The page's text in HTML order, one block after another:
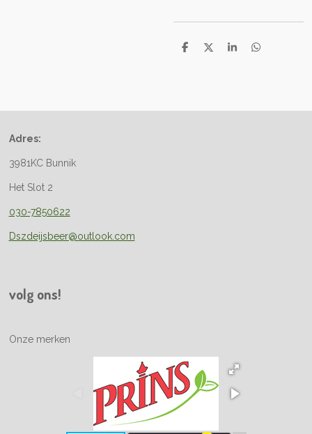
D
D
S
D
Adres:
3981KC Bunnik
Het Slot 2
030-7850622
Dszdeijsbeer@outlook.com
volg ons!
Onze merken